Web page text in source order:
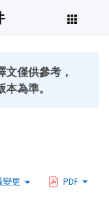
僅供參考，
為準。
變更 PDF